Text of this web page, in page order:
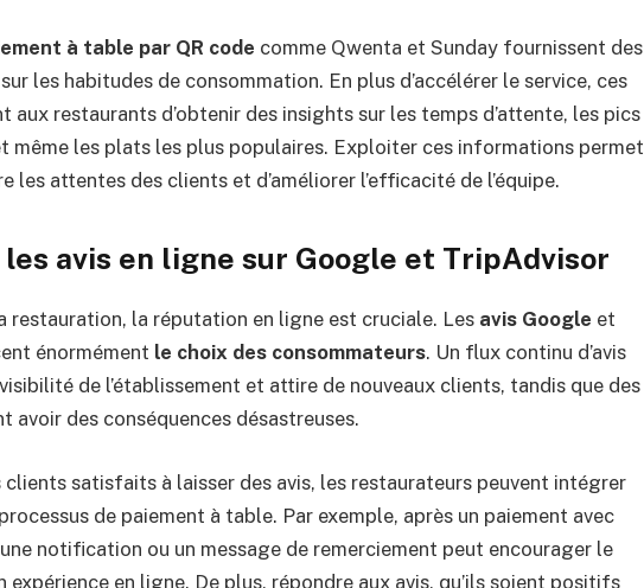
à table par QR code comme Qwenta et Sunday fournissent des
les habitudes de consommation. En plus d’accélérer le service, ces
aux restaurants d’obtenir des insights sur les temps d’attente, les pics
même les plats les plus populaires. Exploiter ces informations permet
les attentes des clients et d’améliorer l’efficacité de l’équipe.
avis en ligne sur Google et TripAdvisor
restauration, la réputation en ligne est cruciale. Les avis Google et
énormément le choix des consommateurs. Un flux continu d’avis
de l’établissement et attire de nouveaux clients, tandis que des
avoir des conséquences désastreuses.
clients satisfaits à laisser des avis, les restaurateurs peuvent intégrer
de paiement à table. Par exemple, après un paiement avec
notification ou un message de remerciement peut encourager le
en ligne. De plus, répondre aux avis, qu’ils soient positifs